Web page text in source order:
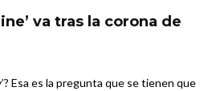
va tras la corona de
Esa es la pregunta que se tienen que